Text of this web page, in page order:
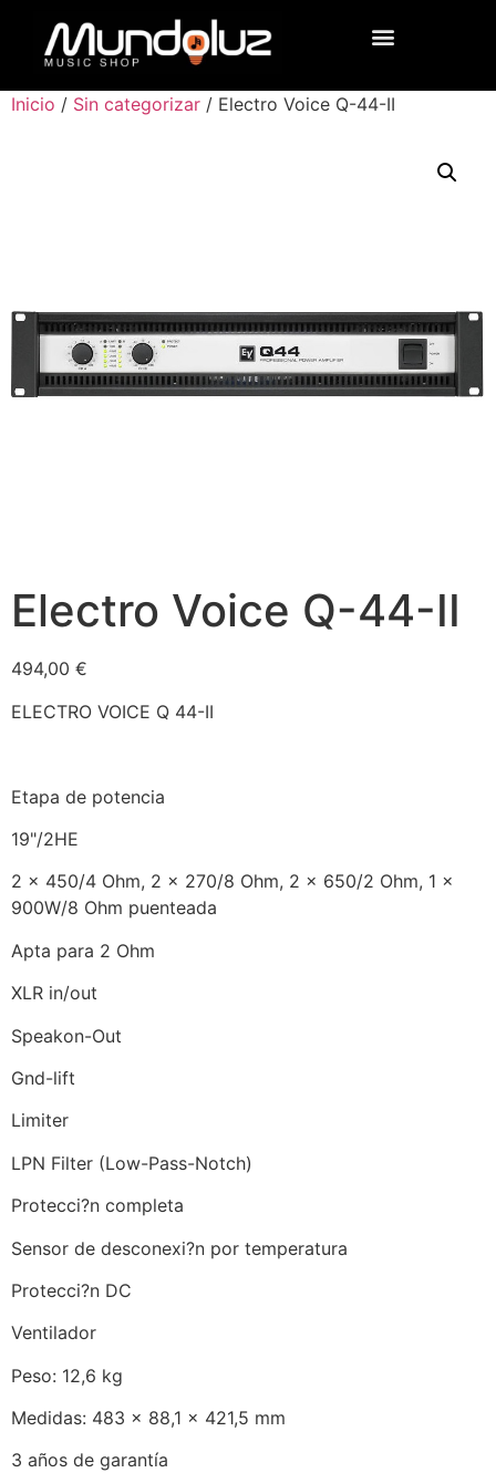
Inicio / Sin categorizar / Electro Voice Q-44-II
Electro Voice Q-44-II
494,00 €
ELECTRO VOICE Q 44-II
Etapa de potencia
19"/2HE
2 x 450/4 Ohm, 2 x 270/8 Ohm, 2 x 650/2 Ohm, 1 x
900W/8 Ohm puenteada
Apta para 2 Ohm
XLR in/out
Speakon-Out
Gnd-lift
Limiter
LPN Filter (Low-Pass-Notch)
Protecci?n completa
Sensor de desconexi?n por temperatura
Protecci?n DC
Ventilador
Peso: 12,6 kg
Medidas: 483 x 88,1 x 421,5 mm
3 años de garantía